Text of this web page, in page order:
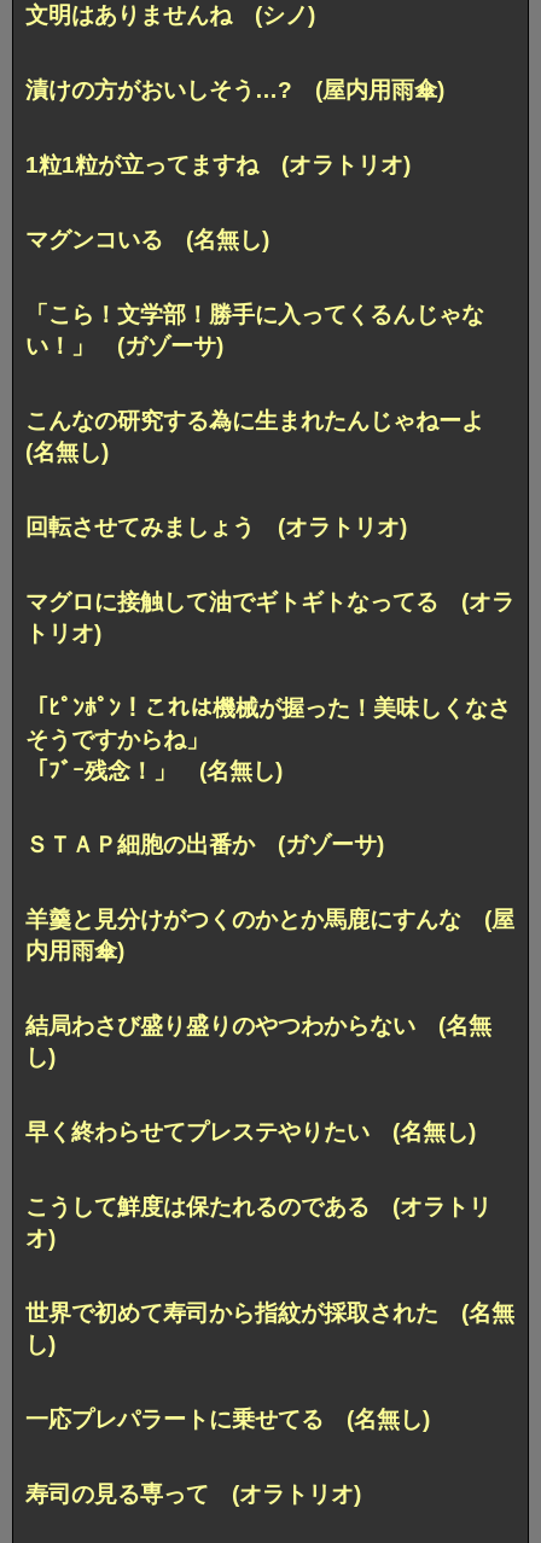
文明はありませんね (シノ)
漬けの方がおいしそう…? (屋内用雨傘)
1粒1粒が立ってますね (オラトリオ)
マグンコいる (名無し)
「こら！文学部！勝手に入ってくるんじゃな
い！」 (ガゾーサ)
こんなの研究する為に生まれたんじゃねーよ
(名無し)
回転させてみましょう (オラトリオ)
マグロに接触して油でギトギトなってる (オラ
トリオ)
「ﾋﾟﾝﾎﾟﾝ！これは機械が握った！美味しくなさ
そうですからね」
「ﾌﾞｰ残念！」 (名無し)
ＳＴＡＰ細胞の出番か (ガゾーサ)
羊羹と見分けがつくのかとか馬鹿にすんな (屋
内用雨傘)
結局わさび盛り盛りのやつわからない (名無
し)
早く終わらせてプレステやりたい (名無し)
こうして鮮度は保たれるのである (オラトリ
オ)
世界で初めて寿司から指紋が採取された (名無
し)
一応プレパラートに乗せてる (名無し)
寿司の見る専って (オラトリオ)